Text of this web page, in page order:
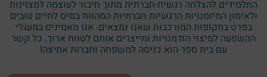
התלמידים להצלחה רגשית-חברתית מתוך חיבור לעוצמה למצוינות
ולאימון המיומנויות הרגשיות חברתיות המהוות בסיס לחיים טובים
בפרט בתקופות המורכבות שאנו נמצאים. אנו מאמינים במעגלי
ההשפעה למיצוי הזדמנויות ומייצרים אותם לטווח ארוך. כל קשר
עם בית ספר הוא כניסה למשפחה וחברות אמיצה!